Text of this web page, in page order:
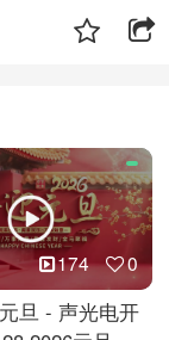
174 0
旦 - 声光电开